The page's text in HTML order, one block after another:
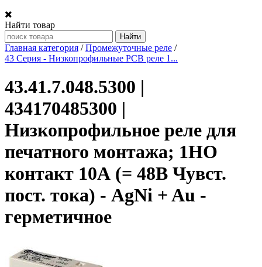
Найти товар
Главная категория / Промежуточные реле /
43 Серия - Низкопрофильные PCB реле 1...
43.41.7.048.5300 |
434170485300 |
Низкопрофильное реле для
печатного монтажа; 1НО
контакт 10А (= 48В Чувст.
пост. тока) - AgNi + Au -
герметичное